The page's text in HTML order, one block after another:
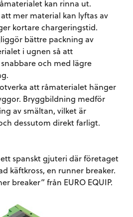
kan rinna ut.
mer material kan lyftas av
kortare chargeringstid.
bättre packning av
i ugnen så att
och med lägre
att råmaterialet hänger
Bryggbildning medför
av smältan, vilket är
dessutom direkt farligt.
spanskt gjuteri där företaget
käftkross, en runner breaker.
breaker” från EURO EQUIP.